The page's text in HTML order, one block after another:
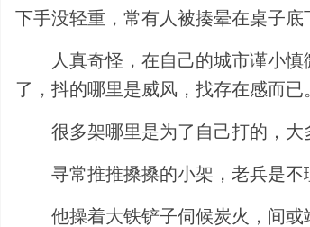
下手没轻重，常有人被揍晕在桌子底
人真奇怪，在自己的城市谨小
了，抖的哪里是威风，找存在感而已
很多架哪里是为了自己打的，大
寻常推推搡搡的小架，老兵是不
他操着大铁铲子伺候炭火，间